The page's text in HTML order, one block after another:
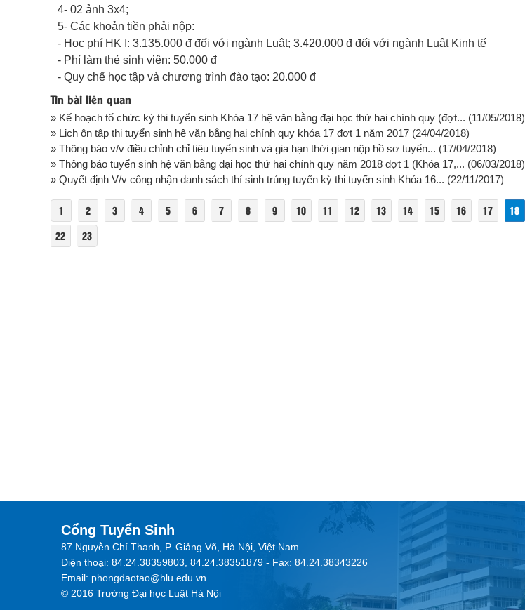
4- 02 ảnh 3x4;
5- Các khoản tiền phải nộp:
- Học phí HK I: 3.135.000 đ đối với ngành Luật; 3.420.000 đ đối với ngành Luật Kinh tế
- Phí làm thẻ sinh viên: 50.000 đ
- Quy chế học tập và chương trình đào tạo: 20.000 đ
Tin bài liên quan
» Kế hoạch tổ chức kỳ thi tuyển sinh Khóa 17 hệ văn bằng đại học thứ hai chính quy (đợt... (11/05/2018)
» Lịch ôn tập thi tuyển sinh hệ văn bằng hai chính quy khóa 17 đợt 1 năm 2017 (24/04/2018)
» Thông báo v/v điều chỉnh chỉ tiêu tuyển sinh và gia hạn thời gian nộp hồ sơ tuyển... (17/04/2018)
» Thông báo tuyển sinh hệ văn bằng đại học thứ hai chính quy năm 2018 đợt 1 (Khóa 17,... (06/03/2018)
» Quyết định V/v công nhận danh sách thí sinh trúng tuyển kỳ thi tuyển sinh Khóa 16... (22/11/2017)
1 2 3 4 5 6 7 8 9 10 11 12 13 14 15 16 17 18
22
23
Cổng Tuyển Sinh
87 Nguyễn Chí Thanh, P. Giảng Võ, Hà Nội, Việt Nam
Điện thoại: 84.24.38359803, 84.24.38351879 - Fax: 84.24.38343226
Email: phongdaotao@hlu.edu.vn
© 2016 Trường Đại học Luật Hà Nội